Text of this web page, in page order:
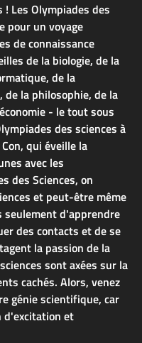
! Les Olympiades des
pour un voyage
de connaissance
de la biologie, de la
de la
la philosophie, de la
- le tout sous
des sciences à
qui éveille la
avec les
des Sciences, on
et peut-être même
seulement d'apprendre
des contacts et de se
la passion de la
sont axées sur la
cachés. Alors, venez
génie scientifique, car
d'excitation et